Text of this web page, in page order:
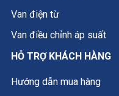
Van điện từ
Van điều chỉnh áp suất
HỖ TRỢ KHÁCH HÀNG
Hướng dẫn mua hàng